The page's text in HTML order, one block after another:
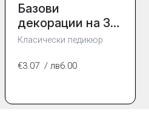
Базови
декорации на 3
нокътя
Класически педикюр
€3.07 / лв6.00